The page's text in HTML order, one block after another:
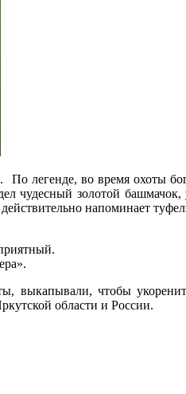
легенде, во время охоты
золотой
напоминает
выкапывали, чтобы
области и России.